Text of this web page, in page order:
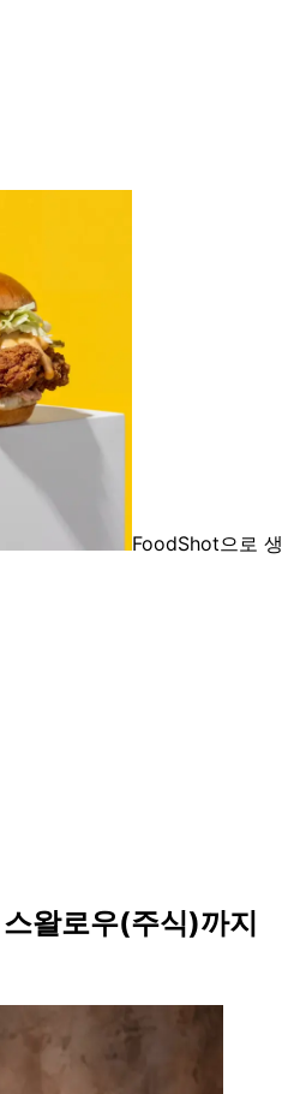
FoodShot으로 생
왈로우(주식)까지